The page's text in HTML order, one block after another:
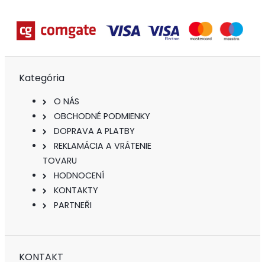
Kategória
O NÁS
OBCHODNÉ PODMIENKY
DOPRAVA A PLATBY
REKLAMÁCIA A VRÁTENIE
TOVARU
HODNOCENÍ
KONTAKTY
PARTNEŘI
KONTAKT